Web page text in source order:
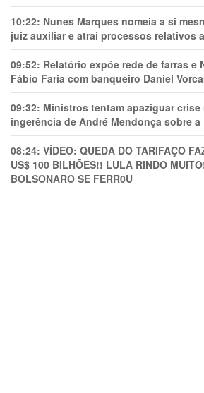
10:22: Nunes Marques nomeia a si
juiz auxiliar e atrai processos relativos
09:52: Relatório expõe rede de farras e
Fábio Faria com banqueiro Daniel
09:32: Ministros tentam apaziguar crise
ingerência de André Mendonça sobre a
08:24: VÍDEO: QUEDA DO TARIFAÇO
US$ 100 BILHÕES!! LULA RINDO
BOLSONARO SE FERR0U